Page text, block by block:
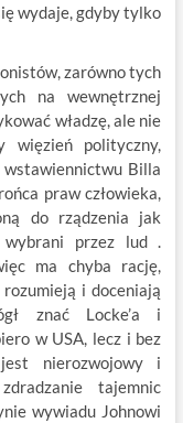
wydaje, gdyby tylko
zarówno tych
na wewnętrznej
władzę, ale nie
więzień polityczny,
Billa
praw człowieka,
do rządzenia jak
przez lud .
ma chyba rację,
i doceniają
znać Locke’a i
w USA, lecz i bez
nierozwojowy i
tajemnic
wywiadu Johnowi